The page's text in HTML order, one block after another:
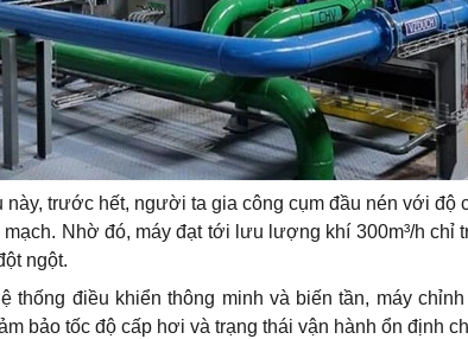
trước hết, người ta gia công cụm đầu nén với độ
Nhờ đó, máy đạt tới lưu lượng khí 300m³/h chỉ
ngột.
thống điều khiển thông minh và biến tần, máy
bảo tốc độ cấp hơi và trạng thái vận hành ổn định